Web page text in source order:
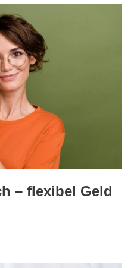
– flexibel Geld